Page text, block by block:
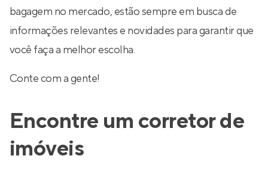
bagagem no mercado, estão sempre em busca de
informações relevantes e novidades para garantir que
você faça a melhor escolha.
Conte com a gente!
Encontre um corretor de
imóveis